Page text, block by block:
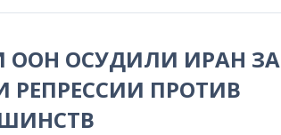
ОСУДИЛИ ИРАН ЗА
РЕПРЕССИИ ПРОТИВ